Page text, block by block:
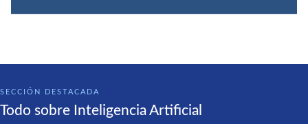
SECCIÓN DESTACADA
Todo sobre Inteligencia Artificial